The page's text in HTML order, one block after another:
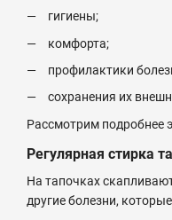
гигиены;
комфорта;
профилактики
сохранения их
Рассмотрим подробнее
Регулярная стирка
На тапочках
другие болезни,